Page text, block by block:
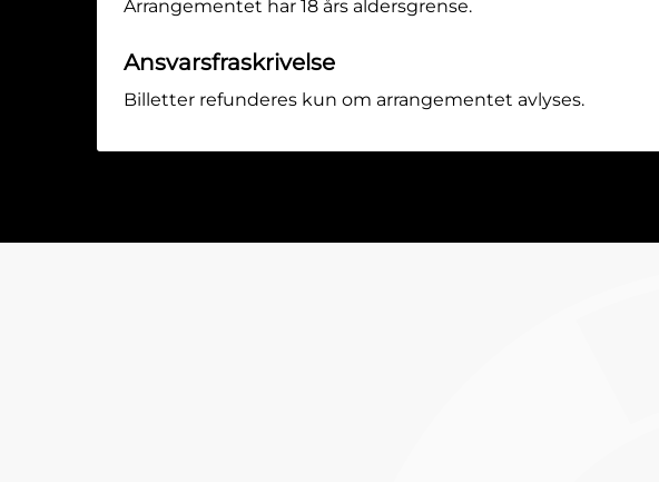
Arrangementet har 18 års aldersgrense.
Ansvarsfraskrivelse
Billetter refunderes kun om arrangementet avlyses.